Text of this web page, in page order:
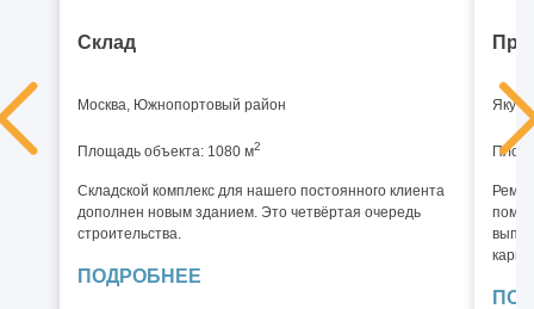
Склад
Москва, Южнопортовый район
Площадь объекта: 1080 м2
Складской комплекс для нашего постоянного клиента
дополнен новым зданием. Это четвёртая очередь
строительства.
ПОДРОБНЕЕ